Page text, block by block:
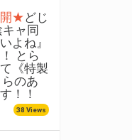
開★どじ
ャ同
よね』
とら
《特製
のあ
！！
38 Views